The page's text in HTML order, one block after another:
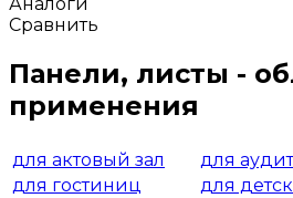
Сравнить
Панели, листы -
применения
для актовый зал для
для гостиниц
для